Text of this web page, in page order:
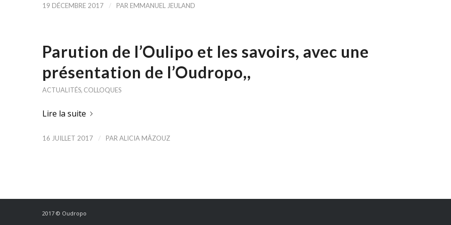
19 DÉCEMBRE 2017 / PAR EMMANUEL JEULAND
Parution de l’Oulipo et les savoirs, avec une
présentation de l’Oudropo,,
ACTUALITÉS, COLLOQUES
Lire la suite
16 JUILLET 2017 / PAR ALICIA MÂZOUZ
2017 © Oudropo